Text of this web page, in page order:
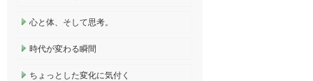
心と体、そして思考。
時代が変わる瞬間
ちょっとした変化に気付く